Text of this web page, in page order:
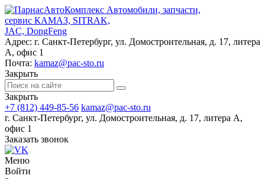
Автомобили, запчасти,
сервис КАМАЗ, SITRAK,
JAC, DongFeng
Адрес: г. Санкт-Петербург, ул. Домостроительная, д. 17, литера
А, офис 1
Почта: kamaz@pac-sto.ru
Закрыть
Закрыть
+7 (812) 449-85-56 kamaz@pac-sto.ru
г. Санкт-Петербург, ул. Домостроительная, д. 17, литера А,
офис 1
Заказать звонок
Меню
Войти